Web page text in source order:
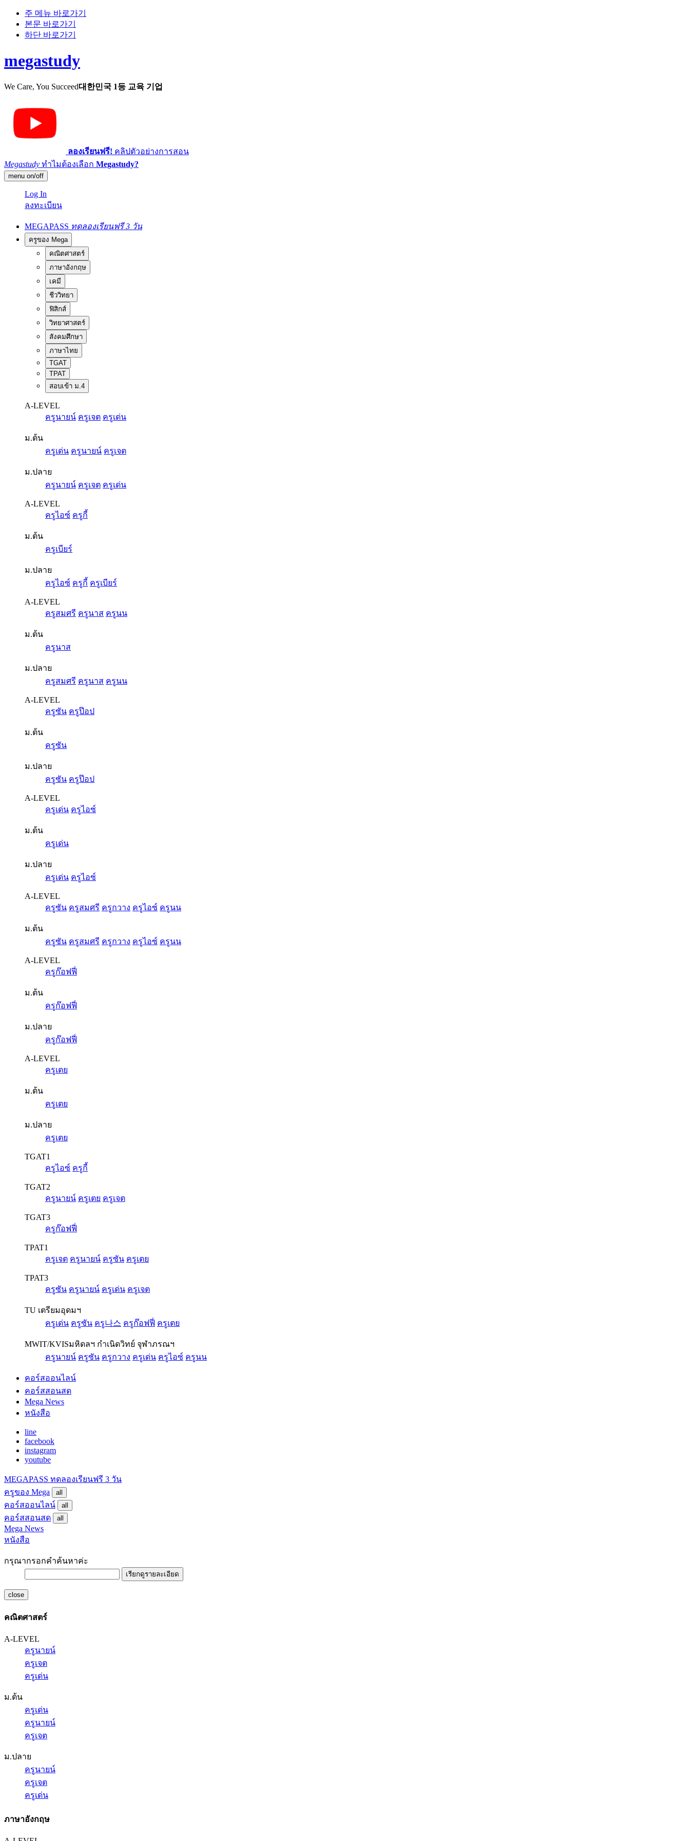
주 메뉴 바로가기
본문 바로가기
하단 바로가기
megastudy
We Care, You Succeed대한민국 1등 교육 기업
ลองเรียนฟรี! คลิปตัวอย่างการสอน
Megastudy ทำไมต้องเลือก Megastudy?
menu on/off
Log In
ลงทะเบียน
MEGAPASS ทดลองเรียนฟรี 3 วัน
ครูของ Mega
คณิตศาสตร์
ภาษาอังกฤษ
เคมี
ชีววิทยา
ฟิสิกส์
วิทยาศาสตร์
สังคมศึกษา
ภาษาไทย
TGAT
TPAT
สอบเข้า ม.4
A-LEVEL
ครูนายน์ ครูเจต ครูเด่น
ม.ต้น
ครูเด่น ครูนายน์ ครูเจต
ม.ปลาย
ครูนายน์ ครูเจต ครูเด่น
A-LEVEL
ครูไอซ์ ครูกี้
ม.ต้น
ครูเบียร์
ม.ปลาย
ครูไอซ์ ครูกี้ ครูเบียร์
A-LEVEL
ครูสมศรี ครูนาส ครูนน
ม.ต้น
ครูนาส
ม.ปลาย
ครูสมศรี ครูนาส ครูนน
A-LEVEL
ครูซัน ครูป๊อป
ม.ต้น
ครูซัน
ม.ปลาย
ครูซัน ครูป๊อป
A-LEVEL
ครูเด่น ครูไอซ์
ม.ต้น
ครูเด่น
ม.ปลาย
ครูเด่น ครูไอซ์
A-LEVEL
ครูซัน ครูสมศรี ครูกวาง ครูไอซ์ ครูนน
ม.ต้น
ครูซัน ครูสมศรี ครูกวาง ครูไอซ์ ครูนน
A-LEVEL
ครูก๊อฟฟี่
ม.ต้น
ครูก๊อฟฟี่
ม.ปลาย
ครูก๊อฟฟี่
A-LEVEL
ครูเตย
ม.ต้น
ครูเตย
ม.ปลาย
ครูเตย
TGAT1
ครูไอซ์ ครูกี้
TGAT2
ครูนายน์ ครูเตย ครูเจต
TGAT3
ครูก๊อฟฟี่
TPAT1
ครูเจต ครูนายน์ ครูซัน ครูเตย
TPAT3
ครูซัน ครูนายน์ ครูเด่น ครูเจต
TU เตรียมอุดมฯ
ครูเด่น ครูซัน ครู나스 ครูก๊อฟฟี่ ครูเตย
MWIT/KVISมหิดลฯ กำเนิดวิทย์ จุฬาภรณฯ
ครูนายน์ ครูซัน ครูกวาง ครูเด่น ครูไอซ์ ครูนน
คอร์สออนไลน์
คอร์สสอนสด
Mega News
หนังสือ
line
facebook
instagram
youtube
MEGAPASS ทดลองเรียนฟรี 3 วัน
ครูของ Mega
all
คอร์สออนไลน์ all
คอร์สสอนสด all
Mega News
หนังสือ
กรุณากรอกคำค้นหาค่ะ
เรียกดูรายละเอียด
close
คณิตศาสตร์
A-LEVEL
ครูนายน์
ครูเจต
ครูเด่น
ม.ต้น
ครูเด่น
ครูนายน์
ครูเจต
ม.ปลาย
ครูนายน์
ครูเจต
ครูเด่น
ภาษาอังกฤษ